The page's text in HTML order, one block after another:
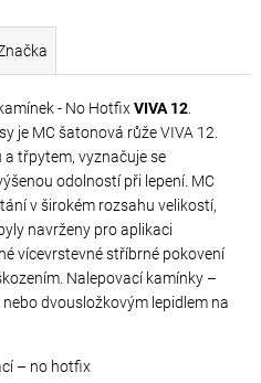
- No HotfixVIVA 12
je MC šatonová růže VIVA 12.
třpytem, vyznačuje se
odolností při lepení. MC
v širokém rozsahu velikostí,
navrženy pro aplikaci
vícevrstevné stříbrné pokovení
Nalepovací kamínky –
dvousložkovým lepidlem na
– no hotfix